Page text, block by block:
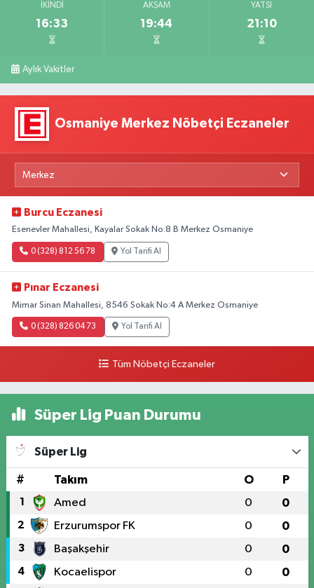
İKINDI
16:33
AKŞAM
19:44
YATSI
21:10
Aylık Vakitler
Osmaniye Merkez Nöbetçi Eczaneler
Burcu Eczanesi
Esenevler Mahallesi, Kayalar Sokak No:8 B Merkez Osmaniye
0 (328) 812 56 78 Yol Tarifi Al
Pınar Eczanesi
Mimar Sinan Mahallesi, 8546 Sokak No:4 A Merkez Osmaniye
0 (328) 826 04 73 Yol Tarifi Al
Tüm Nöbetçi Eczaneler
Süper Lig Puan Durumu
Süper Lig
# Takım O P
1 Amed 0 0
2 Erzurumspor FK 0 0
3 Başakşehir 0 0
4 Kocaelispor 0 0